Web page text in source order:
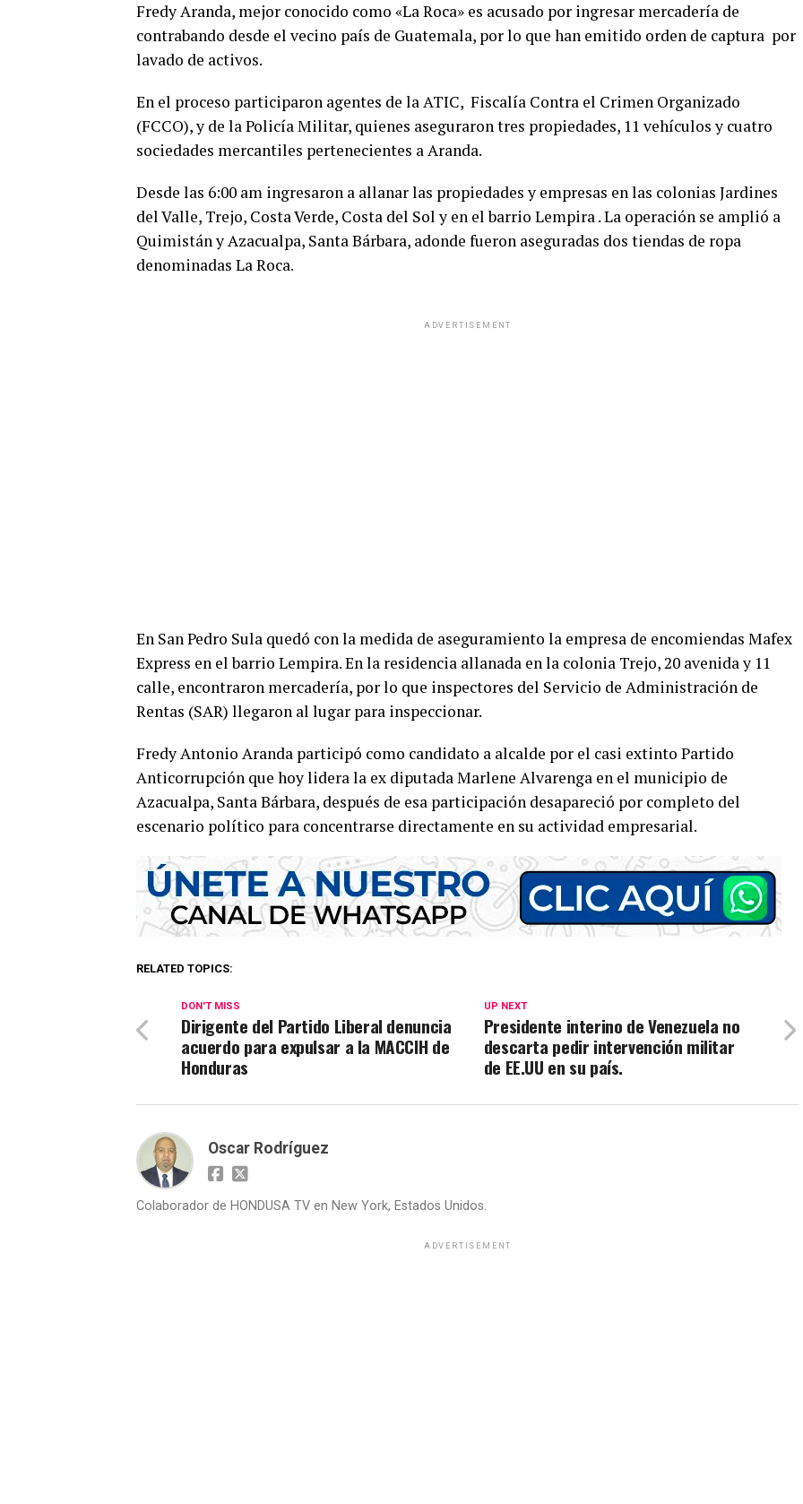
Fredy Aranda, mejor conocido como «La Roca» es acusado por ingresar mercadería de
contrabando desde el vecino país de Guatemala, por lo que han emitido orden de captura por
lavado de activos.
En el proceso participaron agentes de la ATIC, Fiscalía Contra el Crimen Organizado
(FCCO), y de la Policía Militar, quienes aseguraron tres propiedades, 11 vehículos y cuatro
sociedades mercantiles pertenecientes a Aranda.
Desde las 6:00 am ingresaron a allanar las propiedades y empresas en las colonias Jardines
del Valle, Trejo, Costa Verde, Costa del Sol y en el barrio Lempira . La operación se amplió a
Quimistán y Azacualpa, Santa Bárbara, adonde fueron aseguradas dos tiendas de ropa
denominadas La Roca.
ADVERTISEMENT
En San Pedro Sula quedó con la medida de aseguramiento la empresa de encomiendas Mafex
Express en el barrio Lempira. En la residencia allanada en la colonia Trejo, 20 avenida y 11
calle, encontraron mercadería, por lo que inspectores del Servicio de Administración de
Rentas (SAR) llegaron al lugar para inspeccionar.
Fredy Antonio Aranda participó como candidato a alcalde por el casi extinto Partido
Anticorrupción que hoy lidera la ex diputada Marlene Alvarenga en el municipio de
Azacualpa, Santa Bárbara, después de esa participación desapareció por completo del
escenario político para concentrarse directamente en su actividad empresarial.
RELATED TOPICS:
UP NEXT
Presidente interino de Venezuela no
descarta pedir intervención militar
de EE.UU en su país.
DON'T MISS
Dirigente del Partido Liberal denuncia
acuerdo para expulsar a la MACCIH de
Honduras
Oscar Rodríguez
Colaborador de HONDUSA TV en New York, Estados Unidos.
ADVERTISEMENT